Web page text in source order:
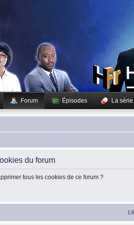
Forum Épisodes La série
du forum
tous les cookies de ce forum ?